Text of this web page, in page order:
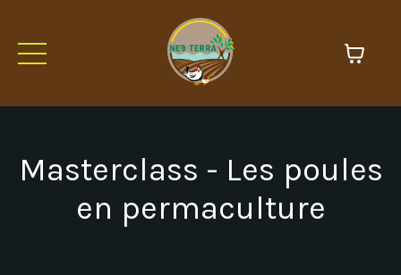
Masterclass - Les poules
en permaculture